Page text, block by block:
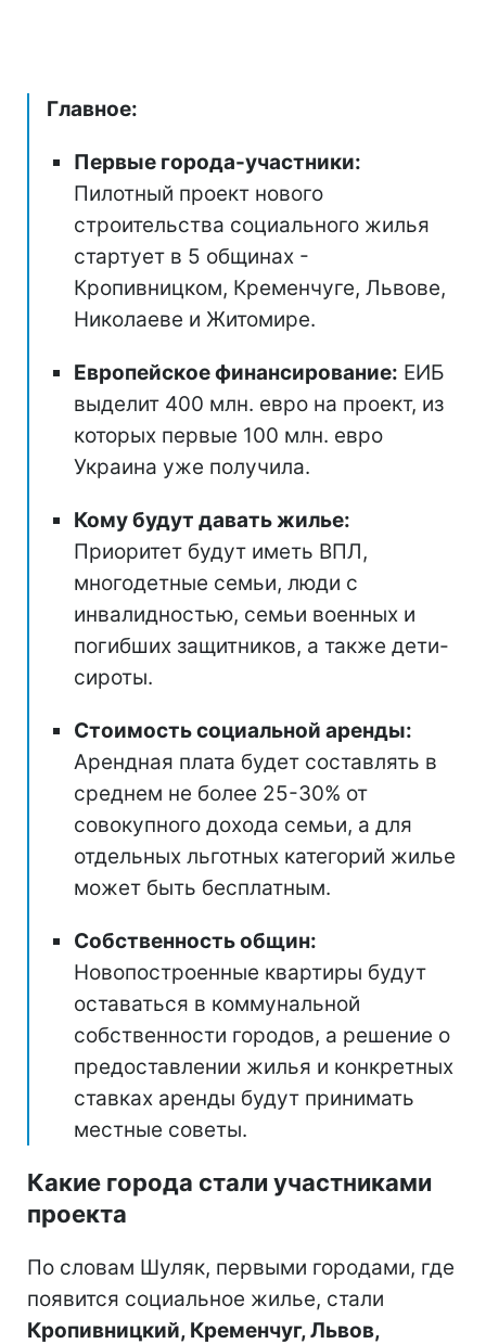
Главное:
Первые города-участники:
Пилотный проект нового
строительства социального жилья
стартует в 5 общинах -
Кропивницком, Кременчуге, Львове,
Николаеве и Житомире.
Европейское финансирование: ЕИБ
выделит 400 млн. евро на проект, из
которых первые 100 млн. евро
Украина уже получила.
Кому будут давать жилье:
Приоритет будут иметь ВПЛ,
многодетные семьи, люди с
инвалидностью, семьи военных и
погибших защитников, а также дети-
сироты.
Стоимость социальной аренды:
Арендная плата будет составлять в
среднем не более 25-30% от
совокупного дохода семьи, а для
отдельных льготных категорий жилье
может быть бесплатным.
Собственность общин:
Новопостроенные квартиры будут
оставаться в коммунальной
собственности городов, а решение о
предоставлении жилья и конкретных
ставках аренды будут принимать
местные советы.
Какие города стали участниками
проекта
По словам Шуляк, первыми городами, где
появится социальное жилье, стали
Кропивницкий, Кременчуг, Львов,